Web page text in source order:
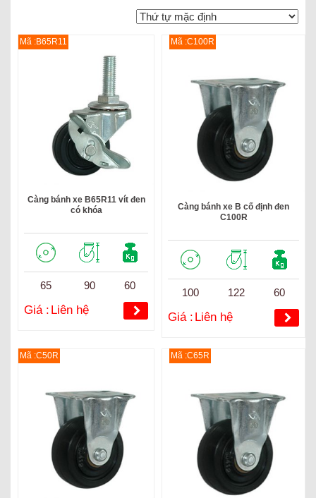
Mã :B65R11
Càng bánh xe B65R11 vít đen
có khóa
65 90 60
Giá : Liên hệ
Mã :C100R
Càng bánh xe B cố định đen
C100R
100 122 60
Giá : Liên hệ
Mã :C50R Mã :C65R